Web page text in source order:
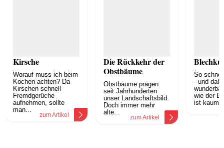
Kirsche
Worauf muss ich beim
Kochen achten? Da
Kirschen schnell
Fremdgerüche
aufnehmen, sollte
man...
zum Artikel
Die Rückkehr der
Obstbäume
Obstbäume prägen
seit Jahrhunderten
unser Landschaftsbild.
Doch immer mehr
alte...
zum Artikel
So
- und
wie der
ist kaum